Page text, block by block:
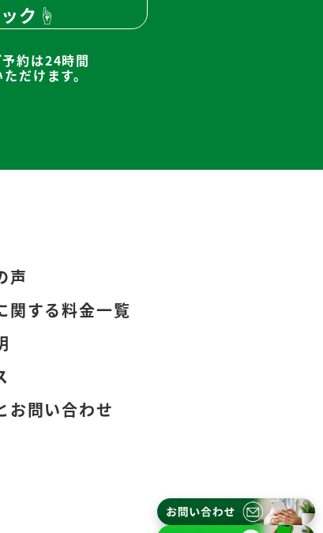
ク☝
約は24時間
だけます。
声
関する料金一覧
お問い合わせ